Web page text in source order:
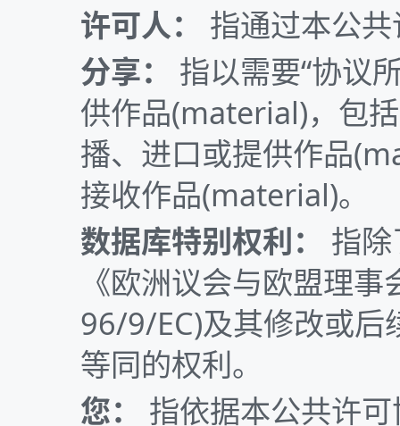
许可人：
指通过本公
分享：
指以需要“协议
供作品(material)，包
播、进口或提供作品
接收作品(material)。
数据库特别权利：
指
《欧洲议会与欧盟理
96/9/EC)及其修改或后
等同的权利。
您：
指依据本公共许